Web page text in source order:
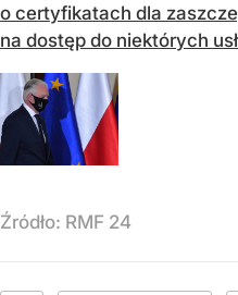
o certyfikatach dla
na dostęp do niektórych
Źródło: RMF 24